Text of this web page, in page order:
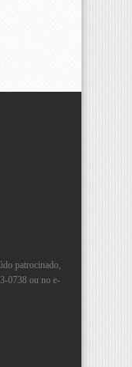
patrocinado,
0738 ou no e-